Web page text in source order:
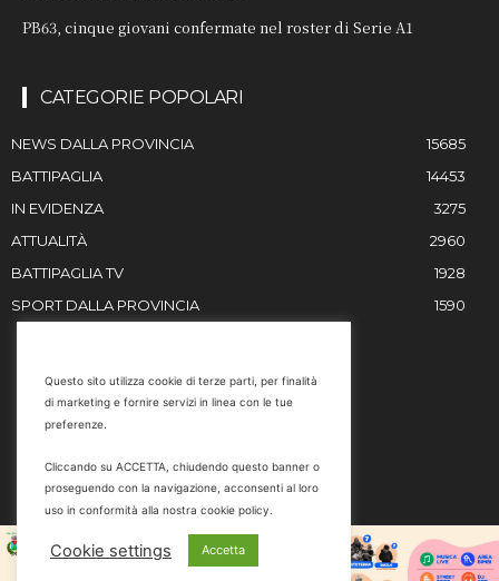
PB63, cinque giovani confermate nel roster di Serie A1
CATEGORIE POPOLARI
NEWS DALLA PROVINCIA
15685
BATTIPAGLIA
14453
IN EVIDENZA
3275
ATTUALITÀ
2960
BATTIPAGLIA TV
1928
SPORT DALLA PROVINCIA
1590
Email
marketing@battipaglia1929.it
carminegaldi@virgilio.it
Questo sito utilizza cookie di terze parti, per finalità
di marketing e fornire servizi in linea con le tue
preferenze.
Cliccando su ACCETTA, chiudendo questo banner o
proseguendo con la navigazione, acconsenti al loro
uso in conformità alla nostra cookie policy.
Cookie settings Accetta